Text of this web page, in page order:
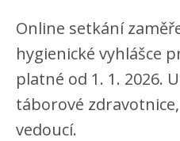
Online setkání
hygienické vyhlášce
platné od 1. 1. 2026.
táborové
vedoucí.